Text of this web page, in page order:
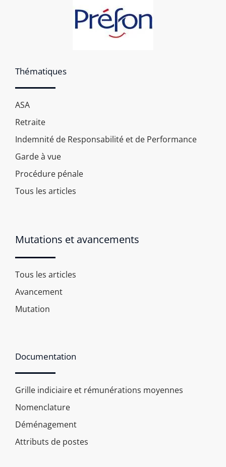
Thématiques
ASA
Retraite
Indemnité de Responsabilité et de Performance
Garde à vue
Procédure pénale
Tous les articles
Mutations et avancements
Tous les articles
Avancement
Mutation
Documentation
Grille indiciaire et rémunérations moyennes
Nomenclature
Déménagement
Attributs de postes